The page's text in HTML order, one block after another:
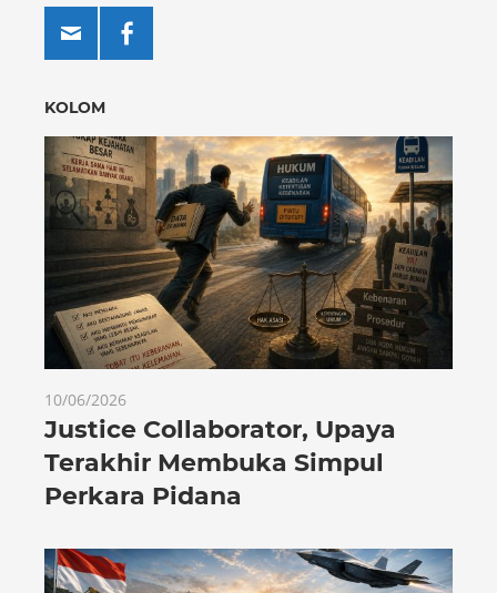
KOLOM
10/06/2026
Justice Collaborator, Upaya
Terakhir Membuka Simpul
Perkara Pidana